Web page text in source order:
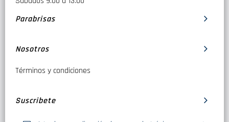
Parabrisas
Nosotros
Términos y condiciones
Suscribete